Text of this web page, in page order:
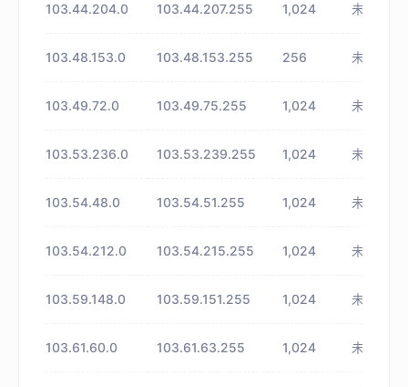
103.44.204.0 103.44.207.255 1,024 未知
103.48.153.0 103.48.153.255 256 未知
103.49.72.0 103.49.75.255 1,024 未知
103.53.236.0 103.53.239.255 1,024 未知
103.54.48.0 103.54.51.255 1,024 未知
103.54.212.0 103.54.215.255 1,024 未知
103.59.148.0 103.59.151.255 1,024 未知
103.61.60.0 103.61.63.255 1,024 未知